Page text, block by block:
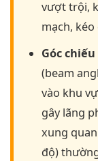
vượt trội,
mạch,
Góc
(beam
vào khu
gây lãng
xung
độ)